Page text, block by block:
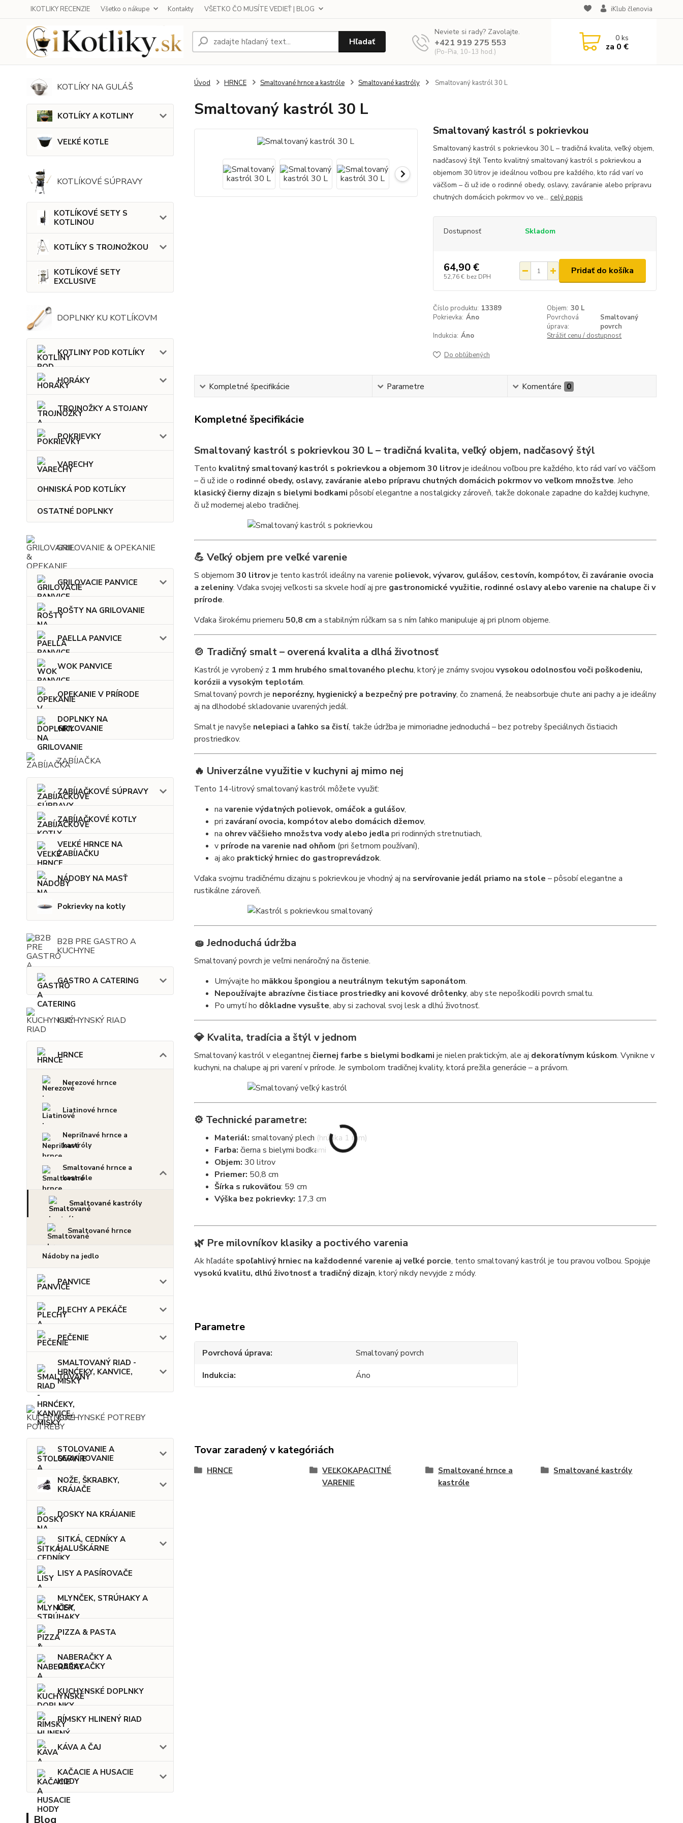
IKOTLIKY RECENZIE Všetko o nákupe Kontakty VŠETKO ČO MUSÍTE VEDIEŤ | BLOG iKlub členovia
Hľadať
Neviete si rady? Zavolajte.
+421 919 275 553
(Po-Pia, 10-13 hod.)
0ks
za 0 €
KOTLÍKY NA GULÁŠ
KOTLÍKY A KOTLINY
VEĽKÉ KOTLE
KOTLÍKOVÉ SÚPRAVY
KOTLÍKOVÉ SETY S
KOTLINOU
KOTLÍKY S TROJNOŽKOU
KOTLÍKOVÉ SETY
EXCLUSIVE
DOPLNKY KU KOTLÍKOVM
KOTLINY POD KOTLÍKY
HORÁKY
TROJNOŽKY A STOJANY
POKRIEVKY
VARECHY
OHNISKÁ POD KOTLÍKY
OSTATNÉ DOPLNKY
GRILOVANIE & OPEKANIE
GRILOVACIE PANVICE
ROŠTY NA GRILOVANIE
PAELLA PANVICE
WOK PANVICE
OPEKANIE V PRÍRODE
DOPLNKY NA
GRILOVANIE
ZABÍJAČKA
ZABÍJAČKOVÉ SÚPRAVY
ZABÍJAČKOVÉ KOTLY
VEĽKÉ HRNCE NA
ZABÍJAČKU
NÁDOBY NA MASŤ
Pokrievky na kotly
B2B PRE GASTRO A
KUCHYNE
GASTRO A CATERING
KUCHYNSKÝ RIAD
HRNCE
Nerezové hrnce
Liatinové hrnce
Nepriľnavé hrnce a
kastróly
Smaltované hrnce a
kastróle
Smaltované kastróly
Smaltované hrnce
Nádoby na jedlo
PANVICE
PLECHY A PEKÁČE
PEČENIE
SMALTOVANÝ RIAD -
HRNĆEKY, KANVICE,
MISKY
KUCHYNSKÉ POTREBY
STOLOVANIE A
SERVÍROVANIE
NOŽE, ŠKRABKY,
KRÁJAČE
DOSKY NA KRÁJANIE
SITKÁ, CEDNÍKY A
HALUŠKÁRNE
LISY A PASÍROVAČE
MLYNČEK, STRÚHAKY A
LISY
PIZZA & PASTA
NABERAČKY A
OBRACAČKY
KUCHYNSKÉ DOPLNKY
RÍMSKY HLINENÝ RIAD
KÁVA A ČAJ
KAČACIE A HUSACIE
HODY
Blog
Úvod HRNCE Smaltované hrnce a kastróle Smaltované kastróly Smaltovaný kastról 30 L
Smaltovaný kastról 30 L
Smaltovaný kastról s pokrievkou
Smaltovaný kastról s pokrievkou 30 L – tradičná kvalita, veľký objem,
nadčasový štýl Tento kvalitný smaltovaný kastról s pokrievkou a
objemom 30 litrov je ideálnou voľbou pre každého, kto rád varí vo
väčšom – či už ide o rodinné obedy, oslavy, zaváranie alebo prípravu
chutných domácich pokrmov vo ve... celý popis
Dostupnosť Skladom
64,90 €
52,76 € bez DPH
Pridať do košíka
Číslo produktu: 13389 Objem: 30 L
Pokrievka: Áno
Povrchová
úprava:
Smaltovaný
povrch
Indukcia: Áno Strážiť cenu / dostupnosť
Do obľúbených
Kompletné špecifikácie Parametre Komentáre 0
Kompletné špecifikácie
Smaltovaný kastról s pokrievkou 30 L – tradičná kvalita, veľký objem, nadčasový štýl
Tento kvalitný smaltovaný kastról s pokrievkou a objemom 30 litrovje ideálnou voľbou pre každého, kto rád varí vo väčšom
– či už ide o rodinné obedy, oslavy, zaváranie alebo prípravu chutných domácich pokrmov vo veľkom množstve. Jeho
klasický čierny dizajn s bielymi bodkami pôsobí elegantne a nostalgicky zároveň, takže dokonale zapadne do každej kuchyne,
či už modernej alebo tradičnej.
💪 Veľký objem pre veľké varenie
S objemom 30 litrovje tento kastról ideálny na varenie polievok, vývarov, gulášov, cestovín, kompótov, či zaváranie ovocia
a zeleniny. Vďaka svojej veľkosti sa skvele hodí aj pre gastronomické využitie, rodinné oslavy alebo varenie na chalupe či v
prírode.
Vďaka širokému priemeru 50,8 cm a stabilným rúčkam sa s ním ľahko manipuluje aj pri plnom objeme.
🍲 Tradičný smalt – overená kvalita a dlhá životnosť
Kastról je vyrobený z 1 mm hrubého smaltovaného plechu, ktorý je známy svojou vysokou odolnosťou voči poškodeniu,
korózii a vysokým teplotám.
Smaltovaný povrch je neporézny, hygienický a bezpečný pre potraviny, čo znamená, že neabsorbuje chute ani pachy a je ideálny
aj na dlhodobé skladovanie uvarených jedál.
Smalt je navyše nelepiaci a ľahko sa čistí, takže údržba je mimoriadne jednoduchá – bez potreby špeciálnych čistiacich
prostriedkov.
🔥 Univerzálne využitie v kuchyni aj mimo nej
Tento 14-litrový smaltovaný kastról môžete využiť:
na varenie výdatných polievok, omáčok a gulášov,
pri zaváraní ovocia, kompótov alebo domácich džemov,
na ohrev väčšieho množstva vody alebo jedla pri rodinných stretnutiach,
v prírode na varenie nad ohňom (pri šetrnom používaní),
aj ako praktický hrniec do gastroprevádzok.
Vďaka svojmu tradičnému dizajnu s pokrievkou je vhodný aj na servírovanie jedál priamo na stole – pôsobí elegantne a
rustikálne zároveň.
🧽Jednoduchá údržba
Smaltovaný povrch je veľmi nenáročný na čistenie.
Umývajte ho mäkkou špongiou a neutrálnym tekutým saponátom.
Nepoužívajte abrazívne čistiace prostriedky ani kovové drôtenky, aby ste nepoškodili povrch smaltu.
Po umytí ho dôkladne vysušte, aby si zachoval svoj lesk a dlhú životnosť.
💎 Kvalita, tradícia a štýl v jednom
Smaltovaný kastról v elegantnej čiernej farbe s bielymi bodkami je nielen praktickým, ale aj dekoratívnym kúskom. Vynikne v
kuchyni, na chalupe aj pri varení v prírode. Je symbolom tradičnej kvality, ktorá prežila generácie – a právom.
⚙️ Technické parametre:
Materiál: smaltovaný plech (hrúbka 1 mm)
Farba: čierna s bielymi bodkami
Objem: 30 litrov
Priemer: 50,8 cm
Šírka s rukoväťou: 59 cm
Výška bez pokrievky: 17,3 cm
🌿 Pre milovníkov klasiky a poctivého varenia
Ak hľadáte spoľahlivý hrniec na každodenné varenie aj veľké porcie, tento smaltovaný kastról je tou pravou voľbou. Spojuje
vysokú kvalitu, dlhú životnosť a tradičný dizajn, ktorý nikdy nevyjde z módy.
Parametre
Povrchová úprava
Smaltovaný povrch
Indukcia
Áno
Tovar zaradený v kategóriách
HRNCE
VEĽKOKAPACITNÉ
VARENIE
Smaltované hrnce a
kastróle
Smaltované kastróly